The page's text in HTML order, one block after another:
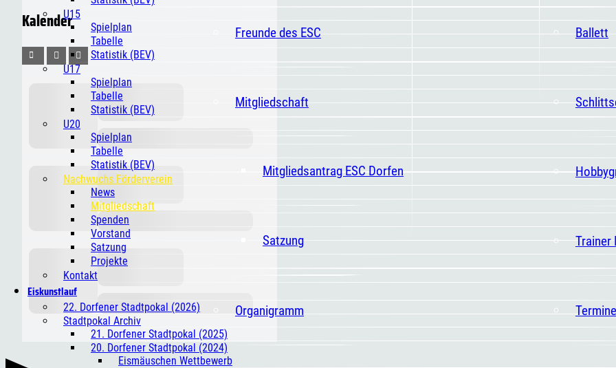
Ballett
Trainer
Termine
Freunde des ESC
Mitgliedschaft
Mitgliedsantrag ESC Dorfen
Satzung
Organigramm
U15
Spielplan
Tabelle
Statistik (BEV)
U17
Spielplan
Tabelle
Statistik (BEV)
U20
Spielplan
Tabelle
Statistik (BEV)
Nachwuchs Förderverein
News
Mitgliedschaft
Spenden
Vorstand
Satzung
Projekte
Kontakt
Eiskunstlauf
22. Dorfener Stadtpokal (2026)
Stadtpokal Archiv
21. Dorfener Stadtpokal (2025)
20. Dorfener Stadtpokal (2024)
Eismäuschen Wettbewerb
Kalender